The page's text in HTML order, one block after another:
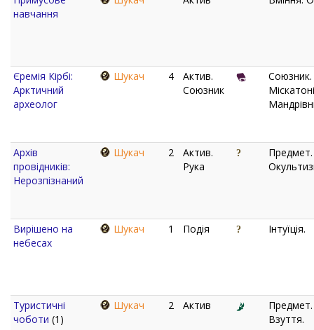
навчання
Єремія Кірбі:
Арктичний
археолог
Шукач 4
Актив.
Союзник
Союзник.
Архів
провідників:
Нерозпізнаний
Шукач 2
Актив.
Рука
Вирішено на
небесах
Шукач 1 Подія Інтуїція.
Туристичні
чоботи (1)
Шукач 2 Актив
Взуття.